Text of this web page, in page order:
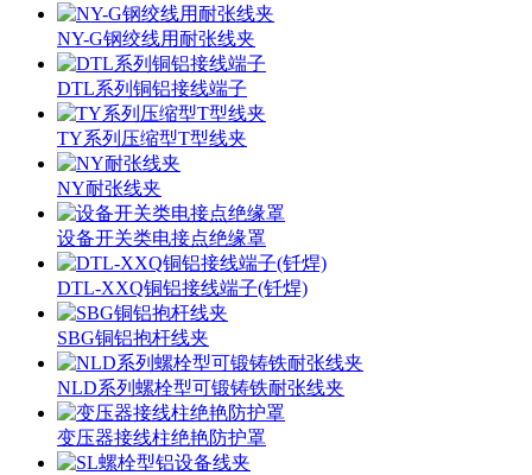
NY-G钢绞线用耐张线夹
DTL系列铜铝接线端子
TY系列压缩型T型线夹
NY耐张线夹
设备开关类电接点绝缘罩
DTL-XXQ铜铝接线端子(钎焊)
SBG铜铝抱杆线夹
NLD系列螺栓型可锻铸铁耐张线夹
变压器接线柱绝艳防护罩